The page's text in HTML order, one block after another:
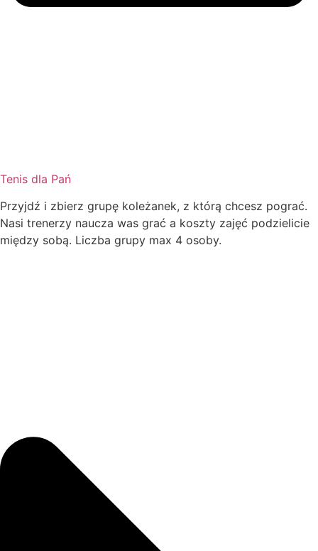
Tenis dla Pań
Przyjdź i zbierz grupę koleżanek, z którą chcesz pograć.
Nasi trenerzy naucza was grać a koszty zajęć podzielicie
między sobą. Liczba grupy max 4 osoby.